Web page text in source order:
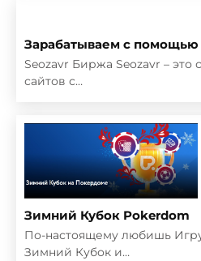
Зарабатываем с помощью
Seozavr Биржа Seozavr – это
сайтов с…
Зимний Кубок Pokerdom
По-настоящему любишь
Зимний Кубок и…